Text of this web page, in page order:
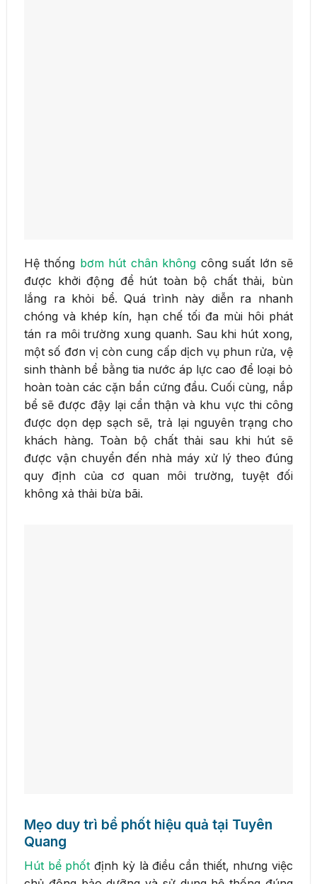
Hệ thống bơm hút chân không công suất lớn sẽ
được khởi động để hút toàn bộ chất thải, bùn
lắng ra khỏi bể. Quá trình này diễn ra nhanh
chóng và khép kín, hạn chế tối đa mùi hôi phát
tán ra môi trường xung quanh. Sau khi hút xong,
một số đơn vị còn cung cấp dịch vụ phun rửa, vệ
sinh thành bể bằng tia nước áp lực cao để loại bỏ
hoàn toàn các cặn bẩn cứng đầu. Cuối cùng, nắp
bể sẽ được đậy lại cẩn thận và khu vực thi công
được dọn dẹp sạch sẽ, trả lại nguyên trạng cho
khách hàng. Toàn bộ chất thải sau khi hút sẽ
được vận chuyển đến nhà máy xử lý theo đúng
quy định của cơ quan môi trường, tuyệt đối
không xả thải bừa bãi.
Mẹo duy trì bể phốt hiệu quả tại Tuyên
Quang
Hút bể phốt định kỳ là điều cần thiết, nhưng việc